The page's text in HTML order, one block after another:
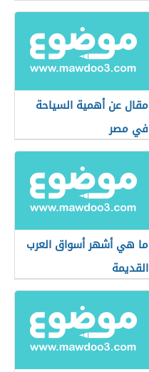
مقال عن أهمية السياحة
في مصر
ما هي أشهر أسواق العرب
القديمة